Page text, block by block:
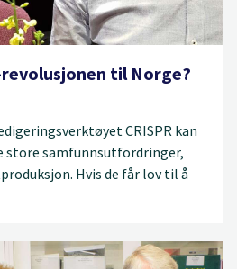
revolusjonen til Norge?
CRISPR kan
store samfunnsutfordringer,
Hvis de får lov til å